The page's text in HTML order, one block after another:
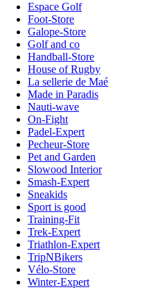
Espace Golf
Foot-Store
Galope-Store
Golf and co
Handball-Store
House of Rugby
La sellerie de Maé
Made in Paradis
Nauti-wave
On-Fight
Padel-Expert
Pecheur-Store
Pet and Garden
Slowood Interior
Smash-Expert
Sneakids
Sport is good
Training-Fit
Trek-Expert
Triathlon-Expert
TripNBikers
Vélo-Store
Winter-Expert